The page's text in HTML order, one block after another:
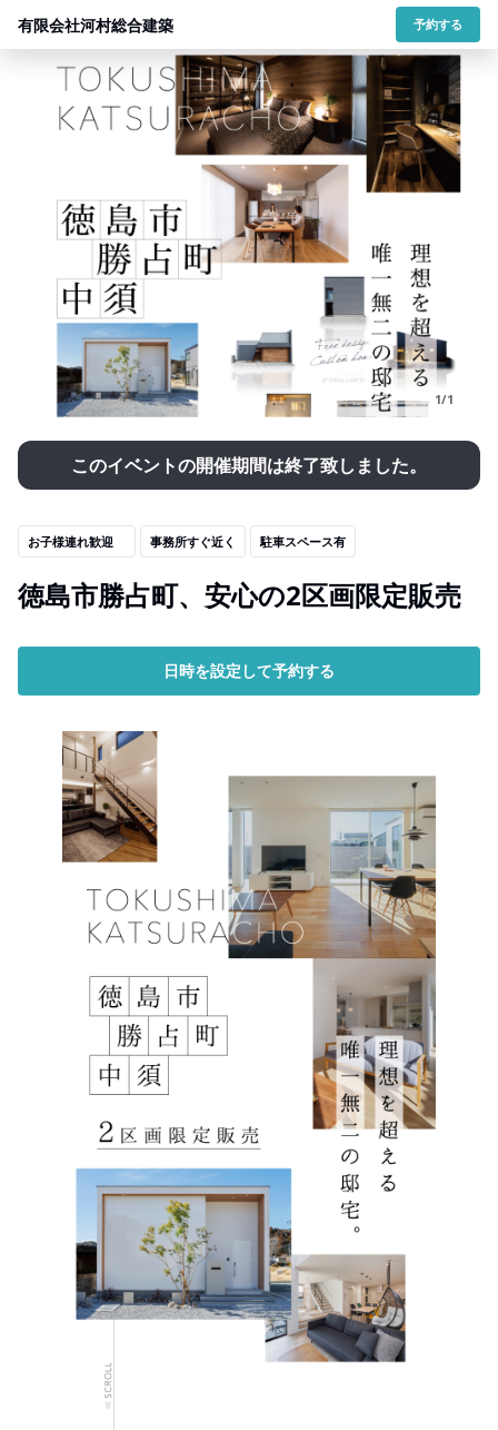
有限会社河村総合建築 予約する
1/1
このイベントの開催期間は終了致しました。
お子様連れ歓迎 事務所すぐ近く 駐車スペース有
徳島市勝占町、安心の2区画限定販売
日時を設定して予約する